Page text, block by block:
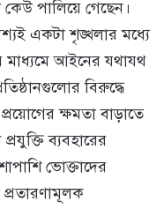
পালিয়ে গেছেন।
একটা শৃঙ্খলার মধ্যে
আইনের যথাযথ
বিরুদ্ধে
ক্ষমতা বাড়াতে
ব্যবহারের
ভোক্তাদের
প্রতারণামূলক